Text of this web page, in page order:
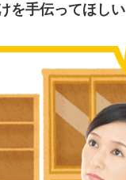
を手伝ってほしい